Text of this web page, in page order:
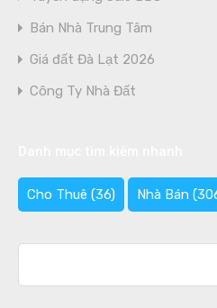
Bán Nhà Trung Tâm
Giá đất Đà Lạt 2026
Công Ty Nhà Đất
Cho Thuê (36) Nhà Bán